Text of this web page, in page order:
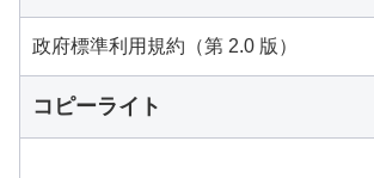
政府標準利用規約（第 2.0 版）
コピーライト